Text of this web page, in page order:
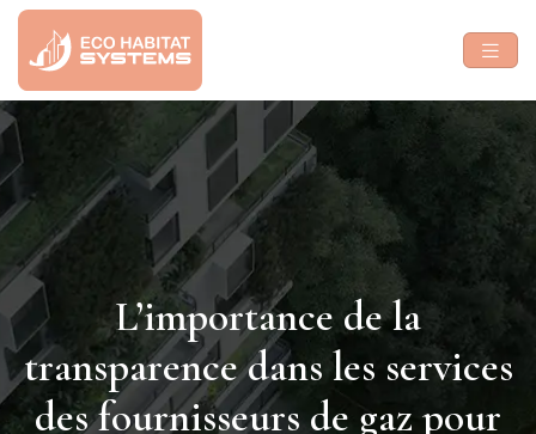
L’importance de la
transparence dans les services
des fournisseurs de gaz pour